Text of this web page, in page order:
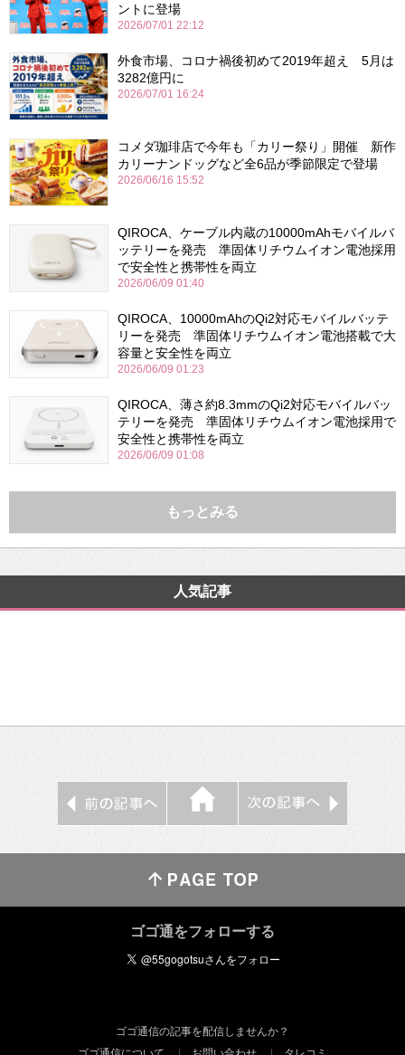
ントに登場
2026/07/01 22:12
外食市場、コロナ禍後初めて2019年超え 5月は
3282億円に
2026/07/01 16:24
コメダ珈琲店で今年も「カリー祭り」開催 新作
カリーナンドッグなど全6品が季節限定で登場
2026/06/16 15:52
QIROCA、ケーブル内蔵の10000mAhモバイルバ
ッテリーを発売 準固体リチウムイオン電池採用
で安全性と携帯性を両立
2026/06/09 01:40
QIROCA、10000mAhのQi2対応モバイルバッテ
リーを発売 準固体リチウムイオン電池搭載で大
容量と安全性を両立
2026/06/09 01:23
QIROCA、薄さ約8.3mmのQi2対応モバイルバッ
テリーを発売 準固体リチウムイオン電池採用で
安全性と携帯性を両立
2026/06/09 01:08
もっとみる
人気記事
ゴゴ通をフォローする
ゴゴ通信の記事を配信しませんか？